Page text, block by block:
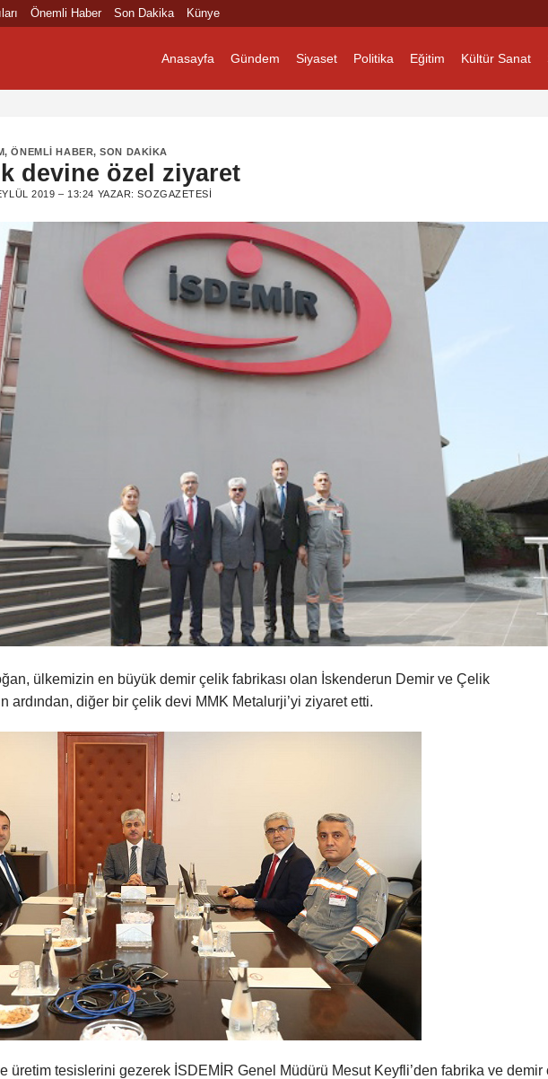
Önemli Haber Son Dakika Künye
Anasayfa Gündem Siyaset Politika Eğitim Kültür Sanat
,ÖNEMLI HABER,SON DAKIKA
devine özel ziyaret
2019 – 13:24 YAZAR:SOZGAZETESI
ülkemizin en büyük demir çelik fabrikası olan İskenderun Demir ve Çelik
ardından, diğer bir çelik devi MMK Metalurji’yi ziyaret etti.
üretim tesislerini gezerek İSDEMİR Genel Müdürü Mesut Keyfli’den fabrika ve demir